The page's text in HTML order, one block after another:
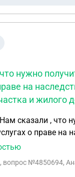
нужно
на
и жилого
сказали , что
о праве на
и жилого
Сейчас
, вопрос №4850694,